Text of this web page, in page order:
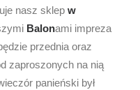
nasz sklep w
Balonami impreza
przednia oraz
zaproszonych na nią
panieński był